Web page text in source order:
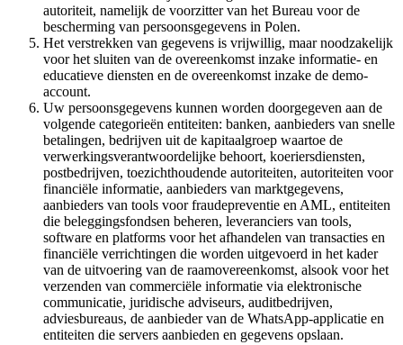
autoriteit, namelijk de voorzitter van het Bureau voor de
bescherming van persoonsgegevens in Polen.
Het verstrekken van gegevens is vrijwillig, maar noodzakelijk
voor het sluiten van de overeenkomst inzake informatie- en
educatieve diensten en de overeenkomst inzake de demo-
account.
Uw persoonsgegevens kunnen worden doorgegeven aan de
volgende categorieën entiteiten: banken, aanbieders van snelle
betalingen, bedrijven uit de kapitaalgroep waartoe de
verwerkingsverantwoordelijke behoort, koeriersdiensten,
postbedrijven, toezichthoudende autoriteiten, autoriteiten voor
financiële informatie, aanbieders van marktgegevens,
aanbieders van tools voor fraudepreventie en AML, entiteiten
die beleggingsfondsen beheren, leveranciers van tools,
software en platforms voor het afhandelen van transacties en
financiële verrichtingen die worden uitgevoerd in het kader
van de uitvoering van de raamovereenkomst, alsook voor het
verzenden van commerciële informatie via elektronische
communicatie, juridische adviseurs, auditbedrijven,
adviesbureaus, de aanbieder van de WhatsApp-applicatie en
entiteiten die servers aanbieden en gegevens opslaan.